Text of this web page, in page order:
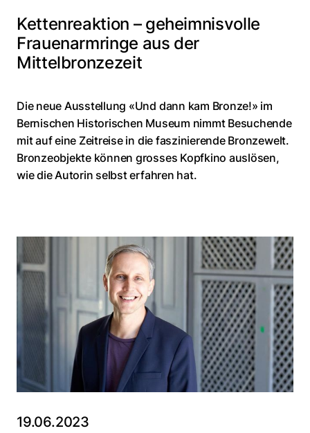
Kettenreaktion – geheimnisvolle
Frauenarmringe aus der
Mittelbronzezeit
Die neue Ausstellung «Und dann kam Bronze!» im
Bernischen Historischen Museum nimmt Besuchende
mit auf eine Zeitreise in die faszinierende Bronzewelt.
Bronzeobjekte können grosses Kopfkino auslösen,
wie die Autorin selbst erfahren hat.
19.06.2023